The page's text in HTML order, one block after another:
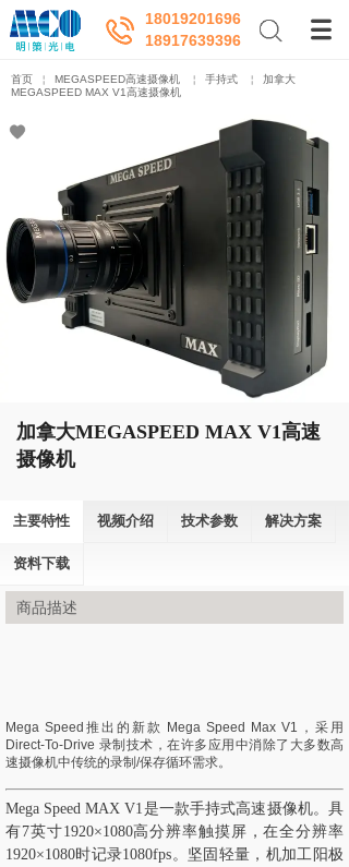
18917639396
18019201696
首页 ￤ MEGASPEED高速摄像机 ￤ 手持式 ￤
加拿大
MEGASPEED MAX V1高速摄像机
加拿大MEGASPEED MAX V1高速
摄像机
主要特性 视频介绍 技术参数 解决方案
资料下载
商品描述
Mega Speed推出的新款 Mega Speed Max V1，采用
Direct-To-Drive 录制技术，在许多应用中消除了大多数高
速摄像机中传统的录制/保存循环需求。
Mega Speed MAX V1是一款手持式高速摄像机。具
有7英寸1920×1080高分辨率触摸屏，在全分辨率
1920×1080时记录1080fps。坚固轻量，机加工阳极